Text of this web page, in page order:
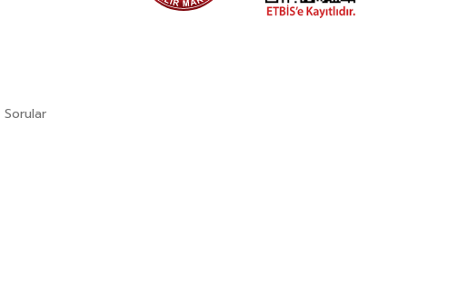
Sorular